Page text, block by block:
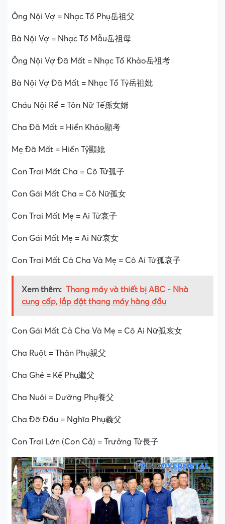
Ông Nội Vợ = Nhạc Tổ Phụ岳祖父
Bà Nội Vợ = Nhạc Tổ Mẫu岳祖母
Ông Nội Vợ Đã Mất = Nhạc Tổ Khảo岳祖考
Bà Nội Vợ Đã Mất = Nhạc Tổ Tỷ岳祖妣
Cháu Nội Rể = Tôn Nữ Tế孫女婿
Cha Đã Mất = Hiển Khảo顯考
Mẹ Đã Mất = Hiển Tỷ顯妣
Con Trai Mất Cha = Cô Tử孤子
Con Gái Mất Cha = Cô Nữ孤女
Con Trai Mất Mẹ = Ai Tử哀子
Con Gái Mất Mẹ = Ai Nữ哀女
Con Trai Mất Cả Cha Và Mẹ = Cô Ai Tử孤哀子
Xem thêm: Thang máy và thiết bị ABC - Nhà
cung cấp, lắp đặt thang máy hàng đầu
Con Gái Mất Cả Cha Và Mẹ = Cô Ai Nữ孤哀女
Cha Ruột = Thân Phụ親父
Cha Ghẻ = Kế Phụ繼父
Cha Nuôi = Dưỡng Phụ養父
Cha Đỡ Đầu = Nghĩa Phụ義父
Con Trai Lớn (Con Cả) = Trưởng Tử長子